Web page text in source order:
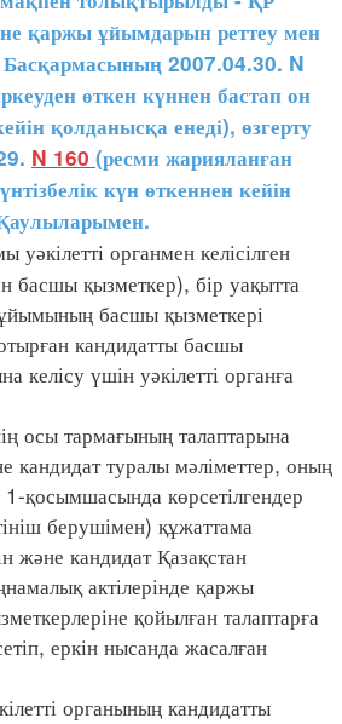
қаржы ұйымдарын реттеу мен
Басқармасының 2007.04.30. N
өткен күннен бастап он
қолданысқа енеді), өзгерту
N 160 (ресми жарияланған
күн өткеннен кейін
органмен келісілген
басшы қызметкер), бір уақытта
басшы қызметкері
кандидатты басшы
келісу үшін уәкілетті органға
осы тармағының талаптарына
кандидат туралы мәліметтер, оның
қосымшасында көрсетілгендер
берушімен) құжаттама
және кандидат Қазақстан
актілерінде қаржы
қойылған талаптарға
еркін нысанда жасалған
органының кандидатты